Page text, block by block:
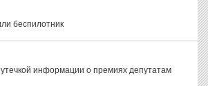
беспилотник
информации о премиях депутатам